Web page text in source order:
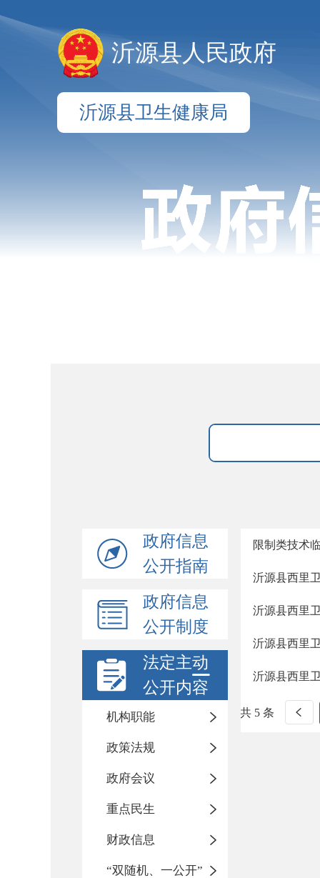
沂源县人民政府
沂源县卫生健康局
政府信息
公开指南
政府信息
公开制度
法定主动
公开内容
机构职能
政策法规
政府会议
重点民生
财政信息
“双随机、一公开”
限制类技术
沂源县西里
沂源县西里
沂源县西里
沂源县西里
共 5 条